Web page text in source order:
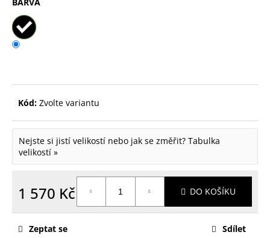
Kód: Zvolte variantu
Nejste si jistí velikostí nebo jak se změřit? Tabulka
velikostí »
1 570 Kč DO KOŠÍKU
Zeptat se Sdílet
j
e